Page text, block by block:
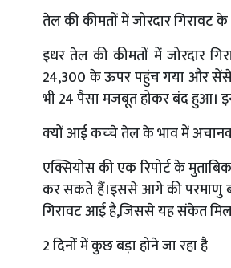
तेल की कीमतों में जोरदार गिरावट
इधर तेल की कीमतों में जोरदार
24,300 के ऊपर पहुंच गया और
भी 24 पैसा मजबूत होकर बंद हुआ।
क्‍यों आई कच्‍चे तेल के भाव में अचानक
एक्सियोस की एक रिपोर्ट के
कर सकते हैं।इससे आगे की परमाणु
गिरावट आई है,जिससे यह संकेत मिल
2 दिनों में कुछ बड़ा होने जा रहा है